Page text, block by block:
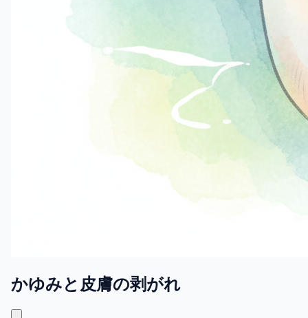
かゆみと皮膚の剥がれ